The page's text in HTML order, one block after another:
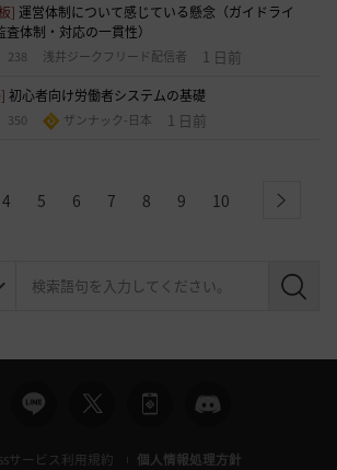
]運営体制について感じている懸念（ガイドライ
査体制・対応の一貫性）
238 浅井ジークフリード配信者 1 日前
]初心者向け労働者システムの基礎
350 ザンナック-日本 1 日前
4 5 6 7 8 9 10 next
検
サービス利用規約
個人情報処理方針